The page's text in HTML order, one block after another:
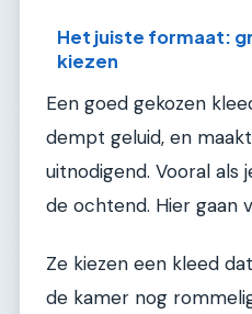
Het juiste formaat:
kiezen
Een goed gekozen
dempt geluid, en
uitnodigend. Vooral
de ochtend. Hier gaan
Ze kiezen een kleed
de kamer nog